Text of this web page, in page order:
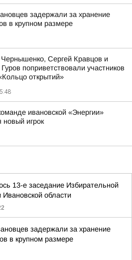
задержали за хранение
в крупном размере
Сергей Кравцов и
Гуров поприветствовали участников
открытий»
ивановской «Энергии»
новый игрок
13-е заседание Избирательной
Ивановской области
задержали за хранение
в крупном размере